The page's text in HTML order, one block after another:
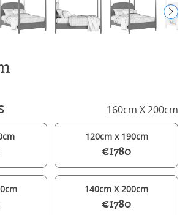
160cm X 200cm
120cm x 190cm
€1780
140cm X 200cm
€1780